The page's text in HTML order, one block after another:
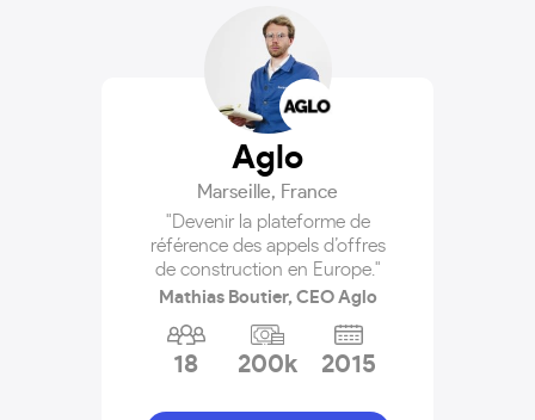
Aglo
Marseille, France
"Devenir la plateforme de
référence des appels d’offres
de construction en Europe."
Mathias Boutier, CEO Aglo
18 200k 2015